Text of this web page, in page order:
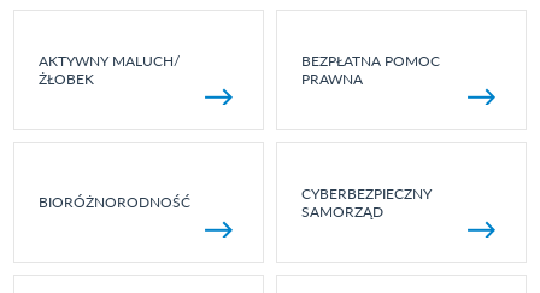
AKTYWNY MALUCH/
ŻŁOBEK
BEZPŁATNA POMOC
PRAWNA
BIORÓŻNORODNOŚĆ
CYBERBEZPIECZNY
SAMORZĄD